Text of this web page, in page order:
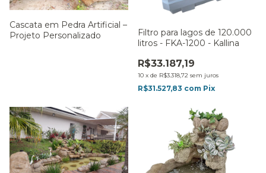
Cascata em Pedra Artificial –
Projeto Personalizado
Filtro para lagos de 120.000
litros - FKA-1200 - Kallina
R$33.187,19
10 x de R$3.318,72 sem juros
R$31.527,83 com Pix